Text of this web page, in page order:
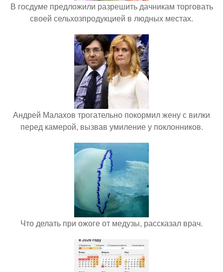
В госдуме предложили разрешить дачникам торговать
своей сельхозпродукцией в людных местах.
Андрей Малахов трогательно покормил жену с вилки
перед камерой, вызвав умиление у поклонников.
Что делать при ожоге от медузы, рассказал врач.